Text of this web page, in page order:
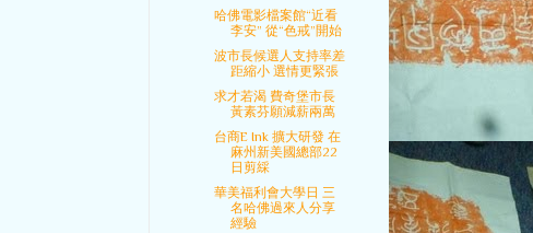
哈佛電影檔案館“近看
李安” 從“色戒”開始
波市長候選人支持率差
距縮小 選情更緊張
求才若渴 費奇堡市長
黃素芬願減薪兩萬
台商E Ink 擴大研發 在
麻州新美國總部22
日剪綵
華美福利會大學日 三
名哈佛過來人分享
經驗